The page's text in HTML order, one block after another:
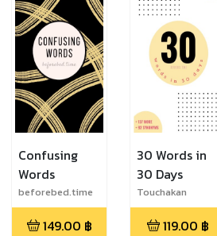
Confusing
Words
beforebed.time
149.00 ฿
30 Words in
30 Days
Touchakan
119.00 ฿